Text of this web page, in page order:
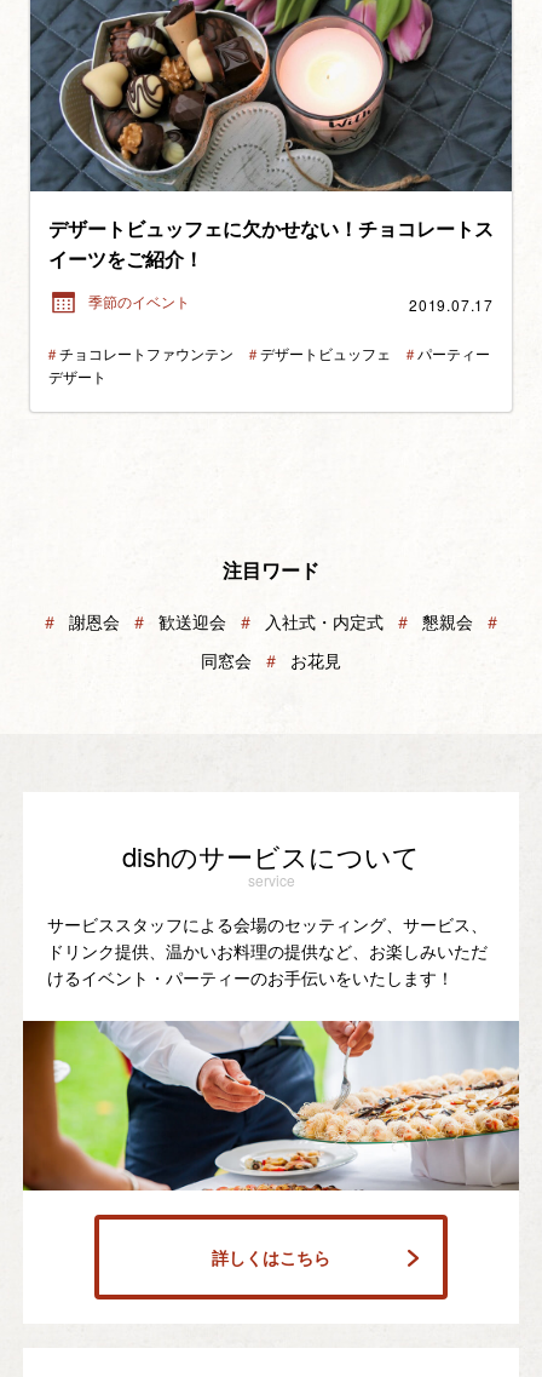
デザートビュッフェに欠かせない！チョコレートス
イーツをご紹介！
季節のイベント 2019.07.17
＃チョコレートファウンテン ＃デザートビュッフェ ＃パーティー
デザート
注目ワード
＃ 謝恩会 ＃ 歓送迎会 ＃ 入社式・内定式 ＃ 懇親会 ＃
同窓会 ＃ お花見
dishのサービスについて
service
サービススタッフによる会場のセッティング、サービス、
ドリンク提供、温かいお料理の提供など、お楽しみいただ
けるイベント・パーティーのお手伝いをいたします！
詳しくはこちら